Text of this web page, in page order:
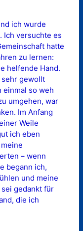
ich wurde
Ich versuchte es
hatte
zu lernen:
helfende Hand.
sehr gewollt
einmal so weh
umgehen, war
Im Anfang
Weile
ich eben
– wenn
begann ich,
und meine
gedankt für
die ich